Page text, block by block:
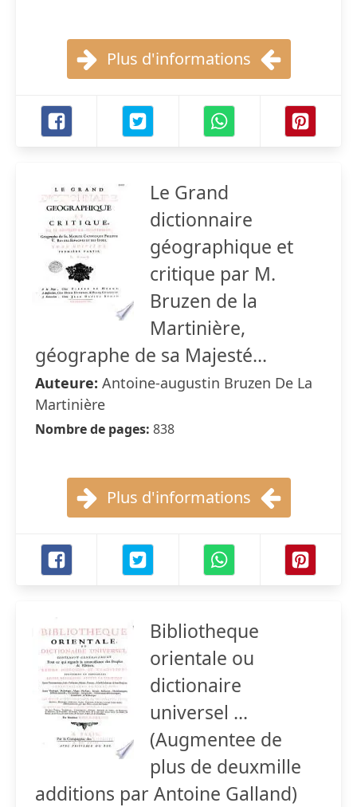
Plus d'informations
Le Grand
dictionnaire
géographique et
critique par M.
Bruzen de la
Martinière,
géographe de sa Majesté...
Auteure: Antoine-augustin Bruzen De La
Martinière
Nombre de pages: 838
Plus d'informations
Bibliotheque
orientale ou
dictionaire
universel ...
(Augmentee de
plus de deuxmille
additions par Antoine Galland)